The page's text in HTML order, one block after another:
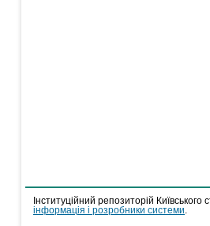
Інституційний репозиторій
інформація і розробники системи